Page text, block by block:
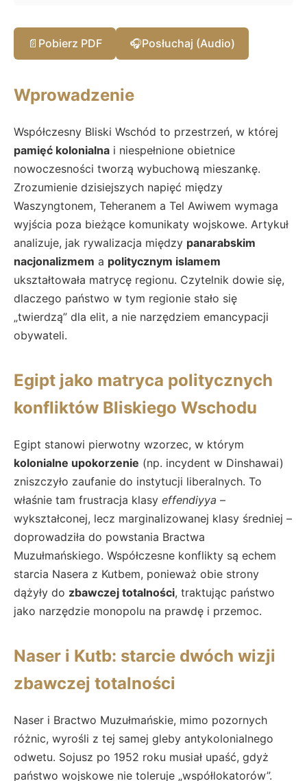
📄 Pobierz PDF 🎧Posłuchaj (Audio)
Wprowadzenie
Współczesny Bliski Wschód to przestrzeń, w której
pamięć kolonialna i niespełnione obietnice
nowoczesności tworzą wybuchową mieszankę.
Zrozumienie dzisiejszych napięć między
Waszyngtonem, Teheranem a Tel Awiwem wymaga
wyjścia poza bieżące komunikaty wojskowe. Artykuł
analizuje, jak rywalizacja między panarabskim
nacjonalizmem a politycznym islamem
ukształtowała matrycę regionu. Czytelnik dowie się,
dlaczego państwo w tym regionie stało się
„twierdzą” dla elit, a nie narzędziem emancypacji
obywateli.
Egipt jako matryca politycznych
konfliktów Bliskiego Wschodu
Egipt stanowi pierwotny wzorzec, w którym
kolonialne upokorzenie (np. incydent w Dinshawai)
zniszczyło zaufanie do instytucji liberalnych. To
właśnie tam frustracja klasy effendiyya –
wykształconej, lecz marginalizowanej klasy średniej –
doprowadziła do powstania Bractwa
Muzułmańskiego. Współczesne konflikty są echem
starcia Nasera z Kutbem, ponieważ obie strony
dążyły do zbawczej totalności, traktując państwo
jako narzędzie monopolu na prawdę i przemoc.
Naser i Kutb: starcie dwóch wizji
zbawczej totalności
Naser i Bractwo Muzułmańskie, mimo pozornych
różnic, wyrośli z tej samej gleby antykolonialnego
odwetu. Sojusz po 1952 roku musiał upaść, gdyż
państwo wojskowe nie toleruje „współlokatorów”.